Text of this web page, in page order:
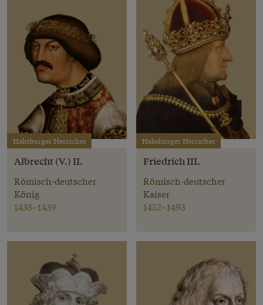
Habsburger Herrscher
Albrecht (V.) II.
Römisch-deutscher
König
1438–1439
Habsburger Herrscher
Friedrich III.
Römisch-deutscher
Kaiser
1452–1493